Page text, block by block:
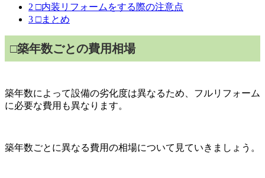
2 □内装リフォームをする際の注意点
3 □まとめ
□築年数ごとの費用相場
築年数によって設備の劣化度は異なるため、フルリフォーム
に必要な費用も異なります。
築年数ごとに異なる費用の相場について見ていきましょう。